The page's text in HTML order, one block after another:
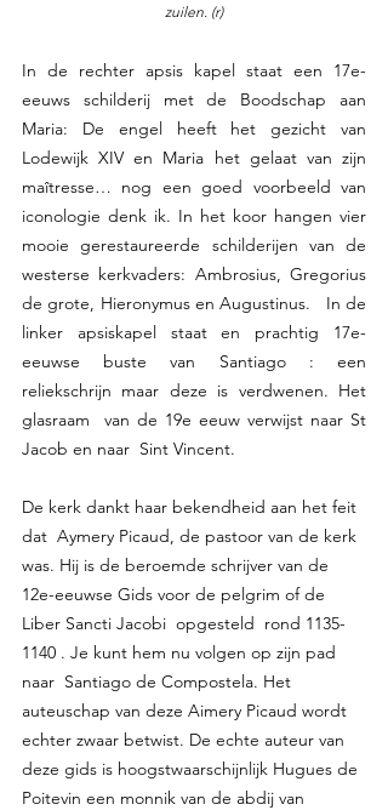
zuilen. (r)
In de rechter apsis kapel staat een 17e-
eeuws schilderij met de Boodschap aan
Maria: De engel heeft het gezicht van
Lodewijk XIV en Maria het gelaat van zijn
maîtresse… nog een goed voorbeeld van
iconologie denk ik. In het koor hangen vier
mooie gerestaureerde schilderijen van de
westerse kerkvaders: Ambrosius, Gregorius
de grote, Hieronymus en Augustinus.   In de
linker apsiskapel staat en prachtig 17e-
eeuwse buste van Santiago : een
reliekschrijn maar deze is verdwenen. Het
glasraam  van de 19e eeuw verwijst naar St
Jacob en naar  Sint Vincent.
De kerk dankt haar bekendheid aan het feit
dat  Aymery Picaud, de pastoor van de kerk
was. Hij is de beroemde schrijver van de
12e-eeuwse Gids voor de pelgrim of de
Liber Sancti Jacobi  opgesteld  rond 1135-
1140 . Je kunt hem nu volgen op zijn pad
naar  Santiago de Compostela. Het
auteuschap van deze Aimery Picaud wordt
echter zwaar betwist. De echte auteur van
deze gids is hoogstwaarschijnlijk Hugues de
Poitevin een monnik van de abdij van